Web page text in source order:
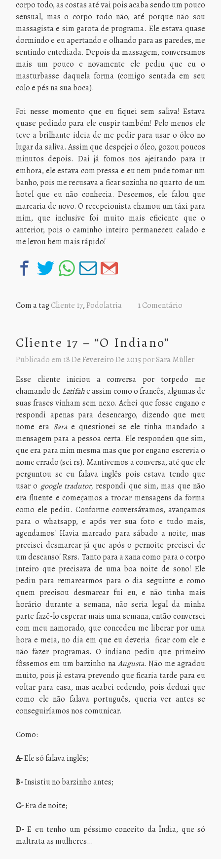
corpo todo, as costas até vai pois acaba sendo um pouco
sensual, mas o corpo todo não, até porque não sou
massagista e sim garota de programa. Ele estava quase
dormindo e eu apertando e olhando para as paredes, me
sentindo entediada. Depois da massagem, conversamos
mais um pouco e novamente ele pediu que eu o
masturbasse daquela forma (comigo sentada em seu
colo e pés na sua boca).
Foi nesse momento que eu fiquei sem saliva! Estava
quase pedindo para ele cuspir também! Pelo menos ele
teve a brilhante ideia de me pedir para usar o óleo no
lugar da saliva. Assim que despejei o óleo, gozou poucos
minutos depois. Dai já fomos nos ajeitando para ir
embora, ele estava com pressa e eu nem pude tomar um
banho, pois me recusava a ficar sozinha no quarto de um
hotel que eu não conhecia. Descemos, ele falou que
marcaria de novo. O recepcionista chamou um táxi para
mim, que inclusive foi muito mais eficiente que o
anterior, pois o caminho inteiro permaneceu calado e
me levou bem mais rápido!
Com a tagCliente 17,Podolatria 1 Comentário
Cliente 17 – “O Indiano”
Publicado em 18 De Fevereiro De 2015 porSara Müller
Esse cliente iniciou a conversa por torpedo me
chamando de Latifahe assim como o francês, algumas de
suas frases vinham sem nexo. Achei que fosse engano e
respondi apenas para desencargo, dizendo que meu
nome era Sarae questionei se ele tinha mandado a
mensagem para a pessoa certa. Ele respondeu que sim,
que era para mim mesma mas que por engano escrevia o
nome errado (sei rs). Mantivemos a conversa, até que ele
perguntou se eu falava inglês pois estava tendo que
usar o google tradutor,respondi que sim, mas que não
era fluente e começamos a trocar mensagens da forma
como ele pediu. Conforme conversávamos, avançamos
para o whatsapp, e após ver sua foto e tudo mais,
agendamos! Havia marcado para sábado a noite, mas
precisei desmarcar já que após o pernoite precisei de
um descanso! Rsrs. Tanto para a xana como para o corpo
inteiro que precisava de uma boa noite de sono! Ele
pediu para remarcarmos para o dia seguinte e como
quem precisou desmarcar fui eu, e não tinha mais
horário durante a semana, não seria legal da minha
parte fazê-lo esperar mais uma semana, então conversei
com meu namorado, que concedeu me liberar por uma
hora e meia, no dia em que eu deveria ficar com ele e
não fazer programas. O indiano pediu que primeiro
fôssemos em um barzinho naAugusta. Não me agradou
muito, pois já estava prevendo que ficaria tarde para eu
voltar para casa, mas acabei cedendo, pois deduzi que
como ele não falava português, queria ver antes se
conseguiríamos nos comunicar.
Como:
A-Ele só falava inglês;
B-Insistiu no barzinho antes;
C-Era de noite;
D- E eu tenho um péssimo conceito da Índia, que só
maltrata as mulheres…